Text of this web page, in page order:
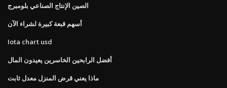
الصين الإنتاج الصناعي بلومبرج
أسهم قبعة كبيرة لشراء الآن
Iota chart usd
أفضل الرابحين الخاسرين يعيدون المال
ماذا يعني قرض المنزل معدل ثابت